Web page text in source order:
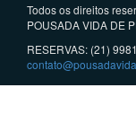
Todos os direitos
POUSADA VIDA DE
RESERVAS: (21)